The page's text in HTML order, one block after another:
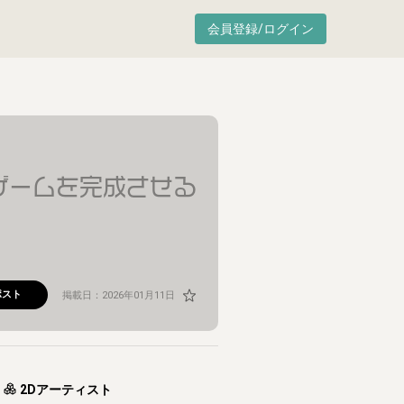
会員登録/ログイン
ームを完成させる
ト 掲載日： 2026年01月11日
2Dアーティスト